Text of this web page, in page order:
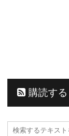
購読する